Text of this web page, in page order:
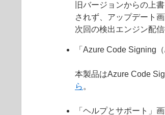
旧バージョンからの上
されず、アップデート
次回の検出エンジン配
「Azure Code Signing
本製品はAzure Code
ら 。
「ヘルプとサポート」